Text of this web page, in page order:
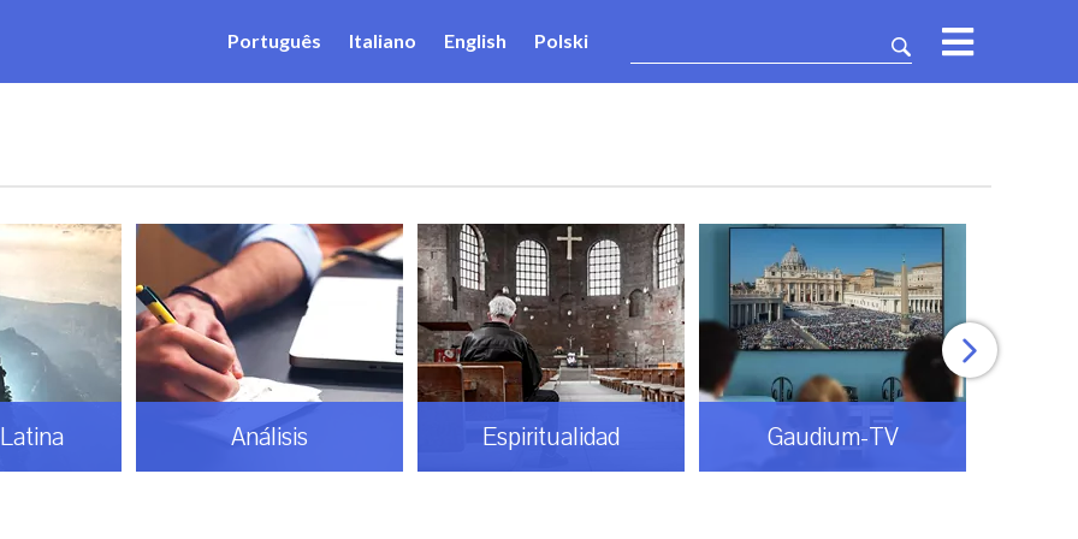
Português Italiano English Polski
Análisis Espiritualidad Gaudium-TV